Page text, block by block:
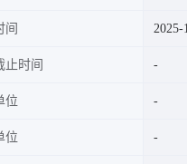
间 2025-
止时间
位
位